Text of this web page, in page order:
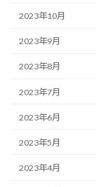
2023年10月
2023年9月
2023年8月
2023年7月
2023年6月
2023年5月
2023年4月